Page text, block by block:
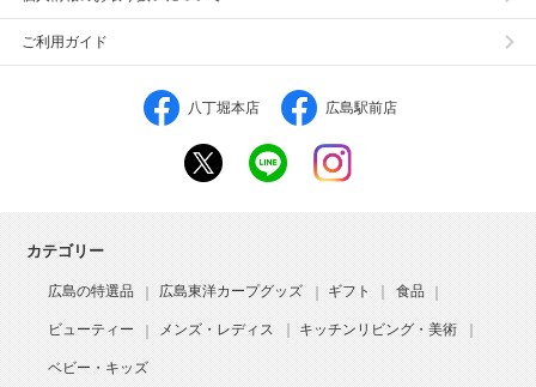
ご利用ガイド
八丁堀本店 広島駅前店
カテゴリー
広島の特選品 広島東洋カープグッズ ギフト 食品
ビューティー メンズ・レディス キッチンリビング・美術
ベビー・キッズ